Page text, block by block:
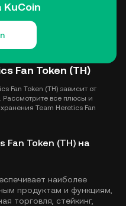
Fan Token (TH)
Fan Token (TH) зависит от
Рассмотрите все плюсы и
Team Heretics Fan
Fan Token (TH) на
наиболее
продуктам и функциям,
торговля, стейкинг,